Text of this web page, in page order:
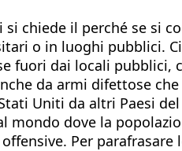
chiede il perché se si
o in luoghi pubblici.
fuori dai locali pubblici,
da armi difettose
Uniti da altri Paesi
mondo dove la
Per parafrasare